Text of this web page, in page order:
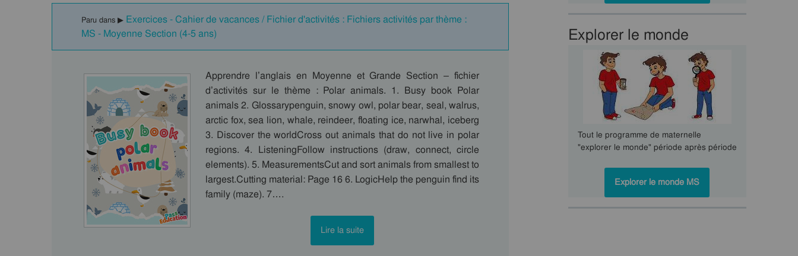
Paru dans ▶ Exercices - Cahier de vacances / Fichier d'activités : Fichiers activités par thème :
MS - Moyenne Section (4-5 ans)
Apprendre l’anglais en Moyenne et Grande Section – fichier
d’activités sur le thème : Polar animals. 1. Busy book Polar
animals 2. Glossarypenguin, snowy owl, polar bear, seal, walrus,
arctic fox, sea lion, whale, reindeer, floating ice, narwhal, iceberg
3. Discover the worldCross out animals that do not live in polar
regions. 4. ListeningFollow instructions (draw, connect, circle
elements). 5. MeasurementsCut and sort animals from smallest to
largest.Cutting material: Page 16 6. LogicHelp the penguin find its
family (maze). 7….
Lire la suite
Explorer le monde
Tout le programme de maternelle
"explorer le monde" période après période
Explorer le monde MS